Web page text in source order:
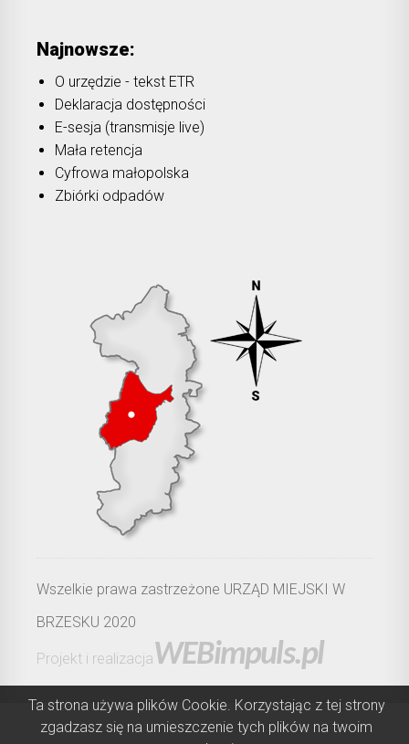
Ta strona używa plików Cookie. Korzystając z tej strony
zgadzasz się na umieszczenie tych plików na twoim
Najnowsze:
O urzędzie - tekst ETR
Deklaracja dostępności
E-sesja (transmisje live)
Mała retencja
Cyfrowa małopolska
Zbiórki odpadów
Wszelkie prawa zastrzeżone URZĄD MIEJSKI W
BRZESKU 2020
Projekt i realizacjaWEBimpuls.pl